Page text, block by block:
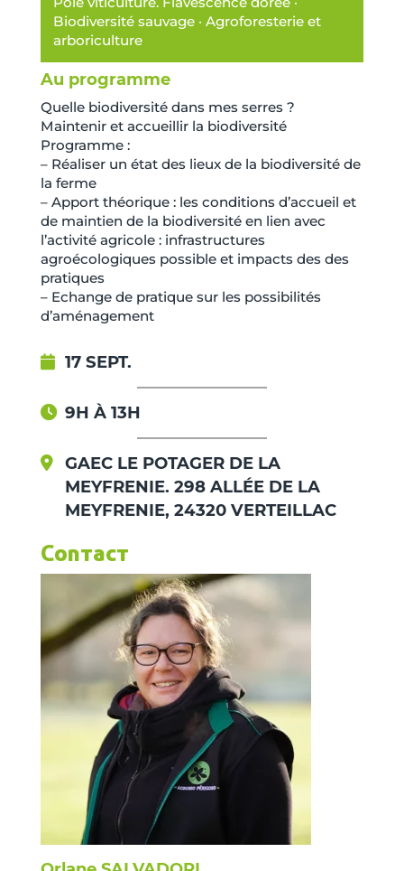
Biodiversité sauvage · Agroforesterie et
arboriculture
Au programme
Quelle biodiversité dans mes serres ?
Maintenir et accueillir la biodiversité
Programme :
– Réaliser un état des lieux de la biodiversité de
la ferme
– Apport théorique : les conditions d’accueil et
de maintien de la biodiversité en lien avec
l’activité agricole : infrastructures
agroécologiques possible et impacts des des
pratiques
– Echange de pratique sur les possibilités
d’aménagement
17 SEPT.
9H À 13H
GAEC LE POTAGER DE LA
MEYFRENIE. 298 ALLÉE DE LA
MEYFRENIE, 24320 VERTEILLAC
Contact